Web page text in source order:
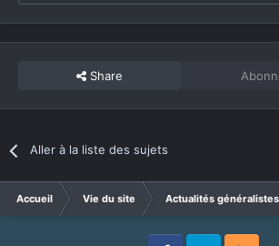
Share
Aller à la liste des sujets
Accueil Vie du site Actualités généralistes